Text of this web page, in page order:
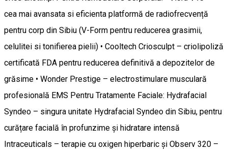
cea mai avansata si eficienta platformă de radiofrecvență
pentru corp din Sibiu (V-Form pentru reducerea grasimii,
celulitei si tonifierea pielii) • Cooltech Criosculpt – criolipoliză
certificată FDA pentru reducerea definitivă a depozitelor de
grăsime • Wonder Prestige – electrostimulare musculară
profesională EMS Pentru Tratamente Faciale: Hydrafacial
Syndeo – singura unitate Hydrafacial Syndeo din Sibiu, pentru
curățare facială în profunzime și hidratare intensă
Intraceuticals – terapie cu oxigen hiperbaric și Observ 320 –